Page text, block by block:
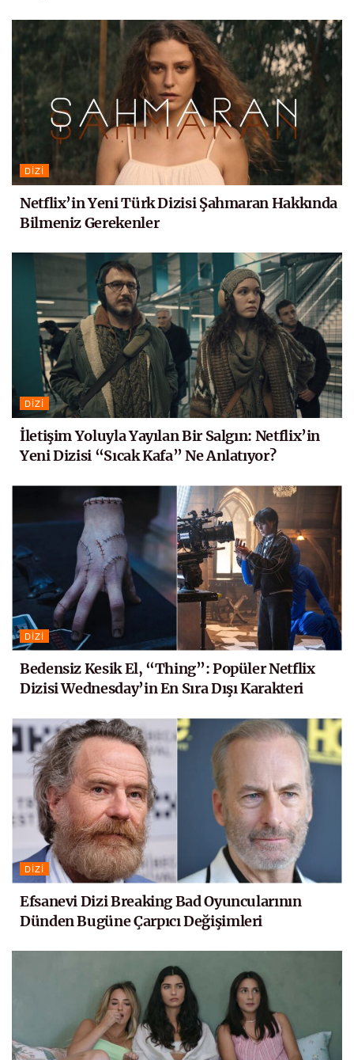
DIZI
Netflix’in Yeni Türk Dizisi Şahmaran Hakkında
Bilmeniz Gerekenler
DIZI
İletişim Yoluyla Yayılan Bir Salgın: Netflix’in
Yeni Dizisi “Sıcak Kafa” Ne Anlatıyor?
DIZI
Bedensiz Kesik El, “Thing”: Popüler Netflix
Dizisi Wednesday’in En Sıra Dışı Karakteri
DIZI
Efsanevi Dizi Breaking Bad Oyuncularının
Dünden Bugüne Çarpıcı Değişimleri